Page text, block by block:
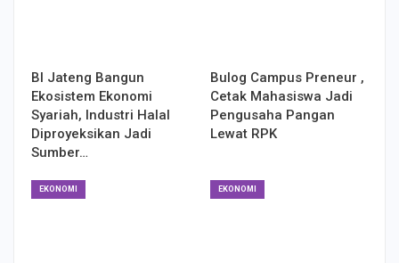
BI Jateng Bangun
Ekosistem Ekonomi
Syariah, Industri Halal
Diproyeksikan Jadi
Sumber…
Bulog Campus Preneur ,
Cetak Mahasiswa Jadi
Pengusaha Pangan
Lewat RPK
EKONOMI EKONOMI